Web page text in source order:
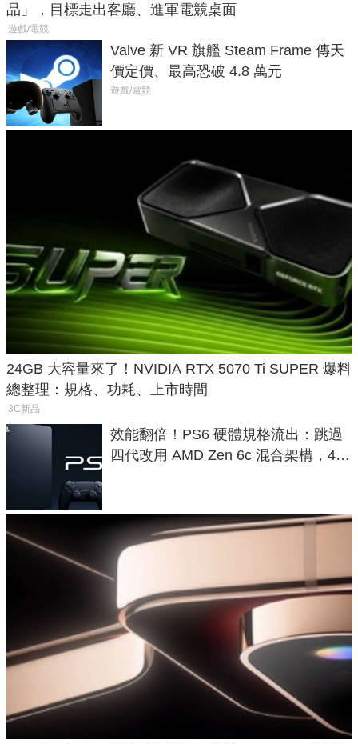
品」，目標走出客廳、進軍電競桌面
遊戲/電競
Valve 新 VR 旗艦 Steam Frame 傳天
價定價、最高恐破 4.8 萬元
遊戲/電競
24GB 大容量來了！NVIDIA RTX 5070 Ti SUPER 爆料
總整理：規格、功耗、上市時間
3C新品
效能翻倍！PS6 硬體規格流出：跳過
四代改用 AMD Zen 6c 混合架構，4K